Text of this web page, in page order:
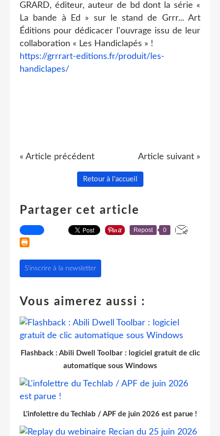
GRARD, éditeur, auteur de bd dont la série «
La bande à Ed » sur le stand de Grrr... Art
Éditions pour dédicacer l'ouvrage issu de leur
collaboration « Les Handiclapés » !
https://grrrart-editions.fr/produit/les-
handiclapes/
« Article précédent Article suivant »
Retour à l'accueil
Partager cet article
Repost 0
S'inscrire à la newsletter
Vous aimerez aussi :
Flashback : Abili Dwell Toolbar : logiciel gratuit de clic
automatique sous Windows
L'infolettre du Techlab / APF de juin 2026 est parue !